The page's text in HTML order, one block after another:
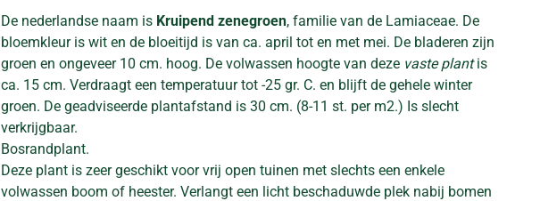
De nederlandse naam is Kruipend zenegroen, familie van de Lamiaceae. De
bloemkleur is wit en de bloeitijd is van ca. april tot en met mei. De bladeren zijn
groen en ongeveer 10 cm. hoog. De volwassen hoogte van deze vaste plantis
ca. 15 cm. Verdraagt een temperatuur tot -25 gr. C. en blijft de gehele winter
groen. De geadviseerde plantafstand is 30 cm. (8-11 st. per m2.) Is slecht
verkrijgbaar.
Bosrandplant.
Deze plant is zeer geschikt voor vrij open tuinen met slechts een enkele
volwassen boom of heester. Verlangt een licht beschaduwde plek nabij bomen